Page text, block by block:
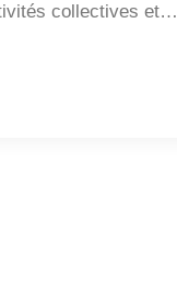
collectives et…